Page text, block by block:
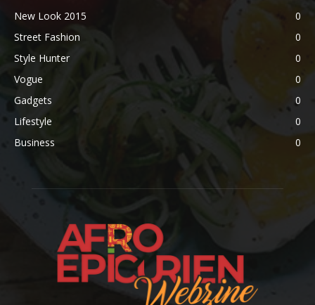
New Look 2015
0
Street Fashion
0
Style Hunter
0
Vogue
0
Gadgets
0
Lifestyle
0
Business
0